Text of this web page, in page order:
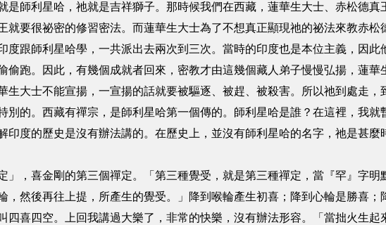
是師利星哈，祂就是吉祥獅子。那時候我們在西藏，蓮華生大士、赤松德
就要很祕密的修習密法。而蓮華生大士為了不想真正顯現祂的祕法來教赤
度跟師利星哈學，一共派出去兩次到三次。當時的印度也是本位主義，因
偷跑。因此，有幾個成就者回來，密教才由這幾個藏人弟子慢慢弘揚，蓮
生大士不能宣揚，一宣揚的話就要被驅逐、被趕、被殺害。所以祂到處走
別的。西藏有禪宗，是師利星哈第一個傳的。師利星哈是誰？在這裡，我
印度的歷史是沒有辦法講的。在歷史上，並沒有師利星哈的名字，祂是甚麼
」，喜金剛的第三個禪定。「第三種覺受，就是第三種禪定，當『罕』字
，然後再往上提，所產生的覺受。」降到喉輪產生初喜；降到心輪是勝喜
四喜四空。上回我講過大樂了，非常的快樂，沒有辦法形容。「當拙火生